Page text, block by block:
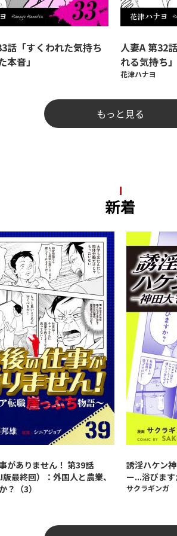
話「すくわれた気持ち
本音」
人妻A 第32
れる気持ち」
花津ハナヨ
もっと見る
新着
がありません！ 第39話
版最終回）：外国人と農業、
？（3）
誘淫ハケン
ー...浴びます
サクラギンガ